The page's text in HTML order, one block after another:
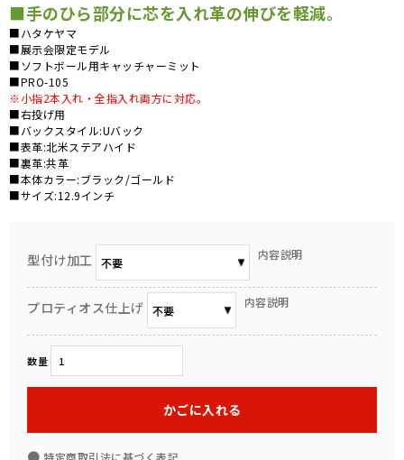
■手のひら部分に芯を入れ革の伸びを軽減。
■ハタケヤマ
■展示会限定モデル
■ソフトボール用キャッチャーミット
■PRO-105
※小指2本入れ・全指入れ両方に対応。
■右投げ用
■バックスタイル:Uバック
■表革:北米ステアハイド
■裏革:共革
■本体カラー:ブラック/ゴールド
■サイズ:12.9インチ
型付け加工 内容説明
プロティオス仕上げ 内容説明
数量
かごに入れる